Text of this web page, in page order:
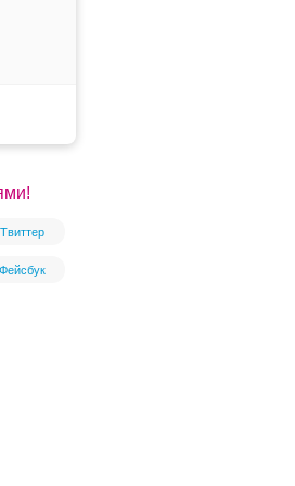
Твиттер
Фейсбук